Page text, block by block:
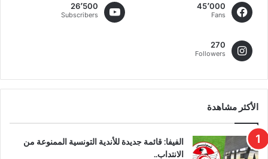
45٬000
Fans
26٬500
Subscribers
270
Followers
الأكثر مشاهدة
الفيفا: قائمة جديدة للأندية التونسية الممنوعة من
الانتداب..